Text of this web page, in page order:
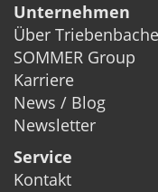
Unternehmen
Über
SOMMER Group
Karriere
News / Blog
Newsletter
Service
Kontakt